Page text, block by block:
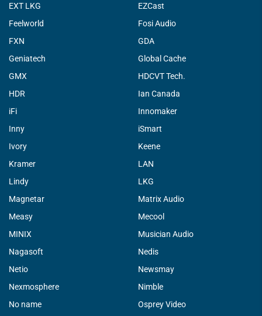
EXT LKG
EZCast
Feelworld
Fosi Audio
FXN
GDA
Geniatech
Global Cache
GMX
HDCVT Tech.
HDR
Ian Canada
iFi
Innomaker
Inny
iSmart
Ivory
Keene
Kramer
LAN
Lindy
LKG
Magnetar
Matrix Audio
Measy
Mecool
MINIX
Musician Audio
Nagasoft
Nedis
Netio
Newsmay
Nexmosphere
Nimble
No name
Osprey Video